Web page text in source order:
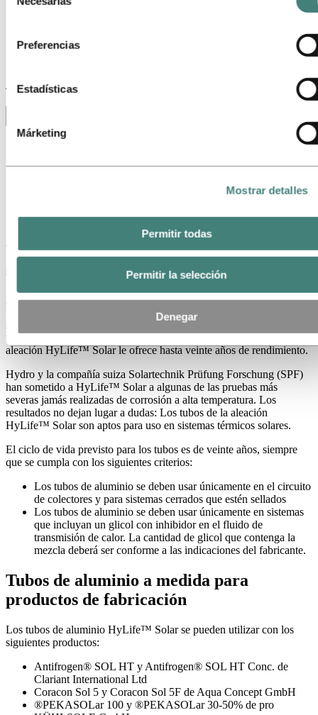
proporcionado o que hayan recopilado a través de tu uso de
servicios. El tercero listado como responsable de una
terceros es el Responsable del Tratamiento de los datos
consultar quiénes son estos terceros en la lista de cookies
Preferencias
Estadísticas
Márketing
Mostrar detalles
Permitir todas
Permitir la selección
Denegar
Stories
Innovación y Tecnología
Energy
Una aleación especial de aluminio para
sistemas térmicos solares
24 de abril de 2019
Asegúrate de elegir la aleación de aluminio más adecuada para los
tubos del circuito de colectores de tu sistema térmico solar. La
aleación HyLife™ Solar le ofrece hasta veinte años de rendimiento.
Hydro y la compañía suiza Solartechnik Prüfung Forschung (SPF)
han sometido a HyLife™ Solar a algunas de las pruebas más
severas jamás realizadas de corrosión a alta temperatura. Los
resultados no dejan lugar a dudas: Los tubos de la aleación
HyLife™ Solar son aptos para uso en sistemas térmicos solares.
El ciclo de vida previsto para los tubos es de veinte años, siempre
que se cumpla con los siguientes criterios:
Los tubos de aluminio se deben usar únicamente en el circuito
de colectores y para sistemas cerrados que estén sellados
Los tubos de aluminio se deben usar únicamente en sistemas
que incluyan un glicol con inhibidor en el fluido de
transmisión de calor. La cantidad de glicol que contenga la
mezcla deberá ser conforme a las indicaciones del fabricante.
Tubos de aluminio a medida para
productos de fabricación
Los tubos de aluminio HyLife™ Solar se pueden utilizar con los
siguientes productos:
Antifrogen® SOL HT y Antifrogen® SOL HT Conc. de
Clariant International Ltd
Coracon Sol 5 y Coracon Sol 5F de Aqua Concept GmbH
®PEKASOLar 100 y ®PEKASOLar 30-50% de pro